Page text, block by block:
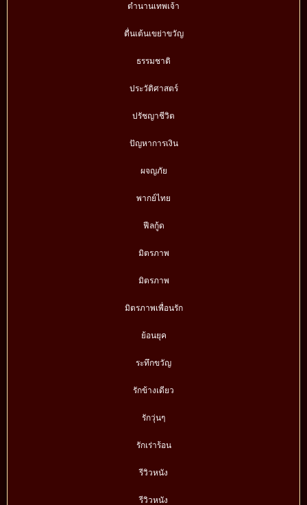
ตำนานเทพเจ้า
ตื่นเต้นเขย่าขวัญ
ธรรมชาติ
ประวัติศาสตร์
ปรัชญาชีวิต
ปัญหาการเงิน
ผจญภัย
พากย์ไทย
ฟีลกู้ด
มิตรภาพ
มิตรภาพ
มิตรภาพเพื่อนรัก
ย้อนยุค
ระทึกขวัญ
รักข้างเดียว
รักวุ่นๆ
รักเร่าร้อน
รีวิวหนัง
รีวิวหนัง